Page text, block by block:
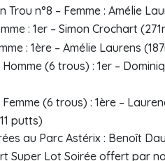
Trou n°8 – Femme : Amélie
: 1er – Simon Crochart
: 1ère – Amélie Laurens
(6 trous) : 1er –
(6 trous) : 1ère –
putts)
au Parc Astérix : Benoît
Super Lot Soirée offert par